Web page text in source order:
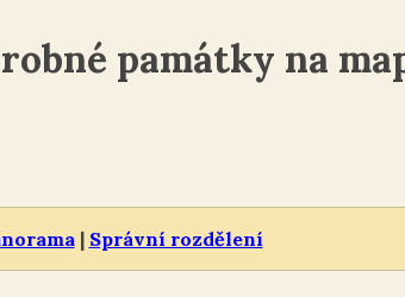
památky na
| Správní rozdělení